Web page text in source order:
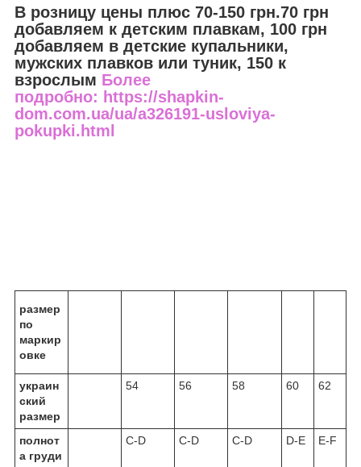
В розницу цены плюс 70-150 грн.70 грн
добавляем к детским плавкам, 100 грн
добавляем в детские купальники,
мужских плавков или туник, 150 к
взрослым Более
подробно: https://shapkin-
dom.com.ua/ua/a326191-usloviya-
pokupki.html
размер
по
маркир
овке
украин
ский
размер
54 56 58 60 62
полнот
а груди
С-D С-D C-D D-E E-F